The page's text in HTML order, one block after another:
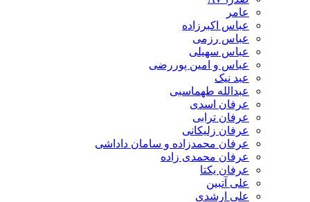
عامر
عباس اکبرزاده
عباس رزمی
عباس سهیلی
عباس و امین پوررضی
عبد نیک
عبدالله طهماسبی‎
عرفان اسدی
عرفان ترابی
عرفان زلیکانی
عرفان محمدزاده و سامان داداشی
عرفان محمدی زاده
عرفان یکتا
علی آتبین
علی ارشدی